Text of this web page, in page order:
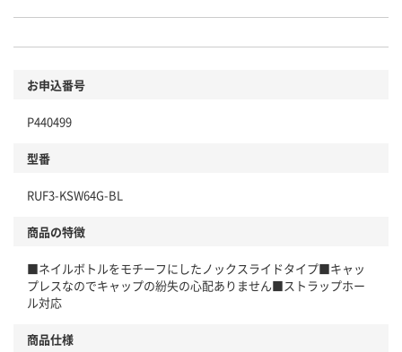
お申込番号
P440499
型番
RUF3-KSW64G-BL
商品の特徴
■ネイルボトルをモチーフにしたノックスライドタイプ■キャッ
プレスなのでキャップの紛失の心配ありません■ストラップホー
ル対応
商品仕様